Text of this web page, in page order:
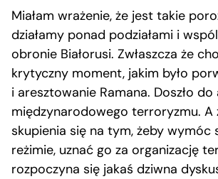
Miałam wrażenie, że jest takie
działamy ponad podziałami i
obronie Białorusi. Zwłaszcza że
krytyczny moment, jakim było
i aresztowanie Ramana. Doszło do
międzynarodowego terroryzmu. A
skupienia się na tym, żeby wymóc
reżimie, uznać go za organizację
rozpoczyna się jakaś dziwna